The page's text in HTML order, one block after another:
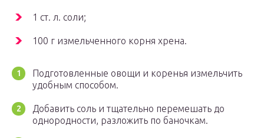
1 ст. л. соли;
100 г измельченного корня хрена.
Подготовленные овощи и коренья измельчить
удобным способом.
Добавить соль и тщательно перемешать до
однородности, разложить по баночкам.